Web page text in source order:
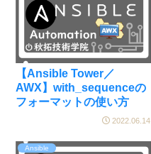
【Ansible Tower／
AWX】with_sequenceの
フォーマットの使い方
2022.06.14
Ansible